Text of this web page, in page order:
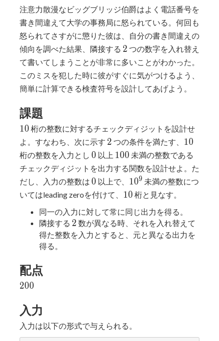
注意力散漫なビッグブリッジ伯爵はよく電話番号を
書き間違えて大学の事務局に怒られている。何回も
怒られてさすがに懲りた彼は、自分の書き間違えの
傾向を調べた結果、隣接する 2
2 つの数字を入れ替え
て書いてしまうことが非常に多いことがわかった。
このミスを犯した時に彼がすぐに気がつけるよう、
簡単に計算できる検査符号を設計してあげよう。
課題
10
10 桁の整数に対するチェックディジットを設計せ
よ。すなわち、次に示す 2
2 つの条件を満たす、 10
10
桁の整数を入力とし 0
0 以上 100
100 未満の整数である
チェックディジットを出力する関数を設計せよ。た
だし、入力の整数は 0
0 以上で、 10^9
109 未満の整数につ
いてはleading zeroを付けて、 10
10 桁と見なす。
同一の入力に対して常に同じ出力を得る。
隣接する 2
2 数が異なる時、それを入れ替えて
得た整数を入力とすると、元と異なる出力を
得る。
配点
200
200
入力
入力は以下の形式で与えられる。